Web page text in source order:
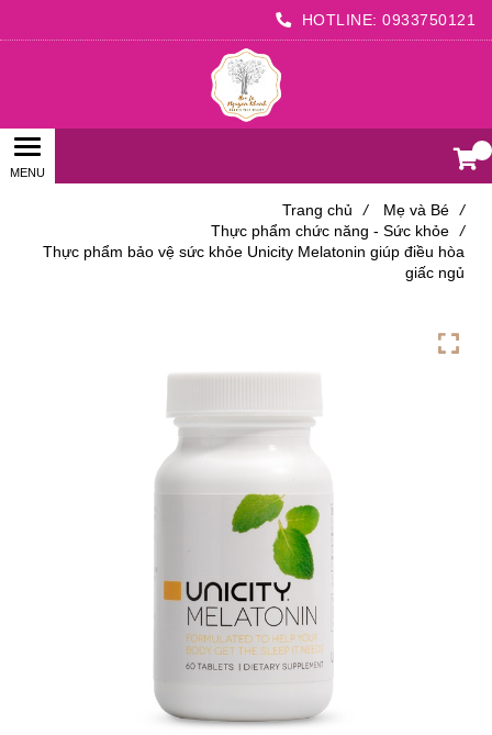
HOTLINE: 0933750121
Trang chủ / Mẹ và Bé
/
Thực phẩm chức năng - Sức khỏe
/
Thực phẩm bảo vệ sức khỏe Unicity Melatonin giúp điều hòa
giấc ngủ